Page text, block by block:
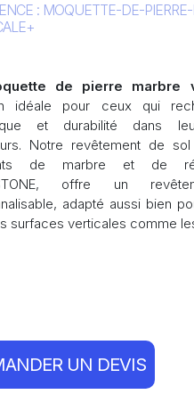
: MOQUETTE-DE-
de pierre marbre
idéale pour ceux qui
et durabilité dans
Notre revêtement de
de marbre et de
offre un
adapté aussi bien
surfaces verticales comme
UN DEVIS